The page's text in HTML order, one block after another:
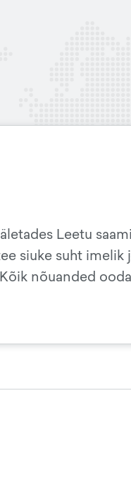
Leetu
siuke suht
nõuanded